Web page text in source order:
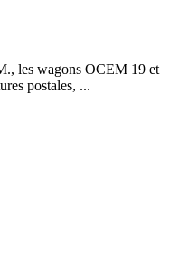
les wagons OCEM 19 et
postales, ...